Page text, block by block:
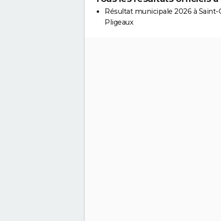
Résultat municipale 2026 à Saint-
Pligeaux